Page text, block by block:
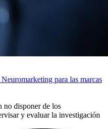
para las marcas
no disponer de los
y evaluar la investigación